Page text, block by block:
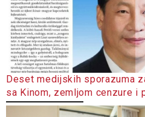
Deset medijskih sporazuma
sa Kinom, zemljom cenzure i